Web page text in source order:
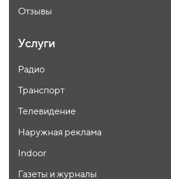
Отзывы
Услуги
Радио
Транспорт
Телевидение
Наружная реклама
Indoor
Газеты и журналы